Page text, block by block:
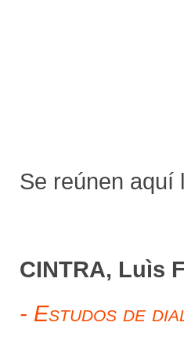
Se reúnen aquí
CINTRA, Luìs
- Estudos de